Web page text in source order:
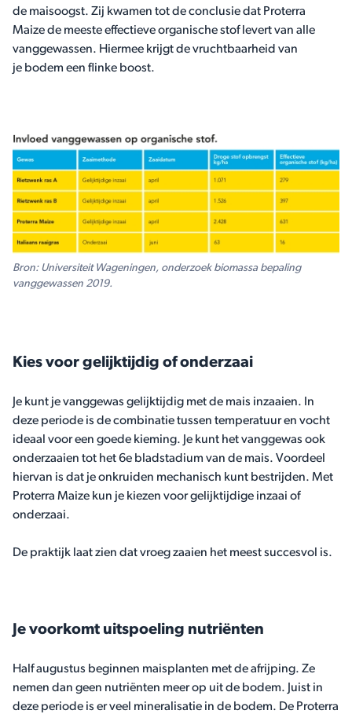
de maisoogst. Zij kwamen tot de conclusie dat Proterra
Maize de meeste effectieve organische stof levert van alle
vanggewassen. Hiermee krijgt de vruchtbaarheid van
je bodem een flinke boost.
Bron: Universiteit Wageningen, onderzoek biomassa bepaling
vanggewassen 2019.
Kies voor gelijktijdig of onderzaai
Je kunt je vanggewas gelijktijdig met de mais inzaaien. In
deze periode is de combinatie tussen temperatuur en vocht
ideaal voor een goede kieming. Je kunt het vanggewas ook
onderzaaien tot het 6e bladstadium van de mais. Voordeel
hiervan is dat je onkruiden mechanisch kunt bestrijden. Met
Proterra Maize kun je kiezen voor gelijktijdige inzaai of
onderzaai.
De praktijk laat zien dat vroeg zaaien het meest succesvol is.
Je voorkomt uitspoeling nutriënten
Half augustus beginnen maisplanten met de afrijping. Ze
nemen dan geen nutriënten meer op uit de bodem. Juist in
deze periode is er veel mineralisatie in de bodem. De Proterra